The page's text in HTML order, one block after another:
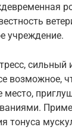
учреждение.
сильный
возможное,
тонуса